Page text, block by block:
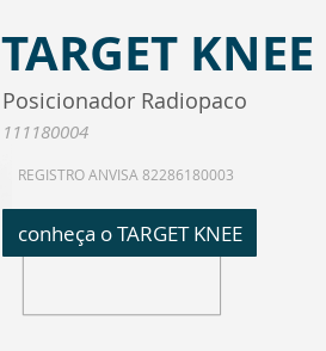
TARGET KNEE
Posicionador Radiopaco
111180004
REGISTRO ANVISA 82286180003
conheça o TARGET KNEE